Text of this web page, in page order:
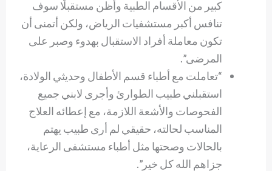
كبير من الأقسام الطبية وأظن مستقبلًا سوف
تنافس أكبر مستشفيات الرياض، ولكن أتمنى أن
تكون معاملة أفراد الاستقبال بهدوء وصبر على
المرضى”.
“تعاملت مع أطباء قسم الأطفال وحديثي الولادة،
استقبلني طبيب الطوارئ وأجرى لابني جميع
الفحوصات والأشعة اللازمة، مع إعطائه العلاج
المناسب لحالته، حقيقي لم أرى طبيب يهتم
بالحالات وصحتها مثل أطباء مستشفى الرعاية،
جزاهم الله كل خير”.